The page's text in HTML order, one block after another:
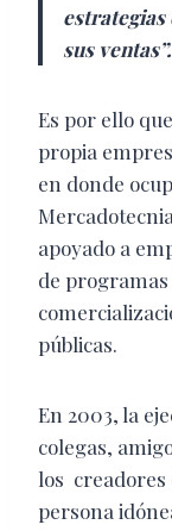
estrategias
sus ventas”.
Es por ello
propia
en donde
apoyado a
de
públicas.
En 2003, la
colegas,
los creadores
persona